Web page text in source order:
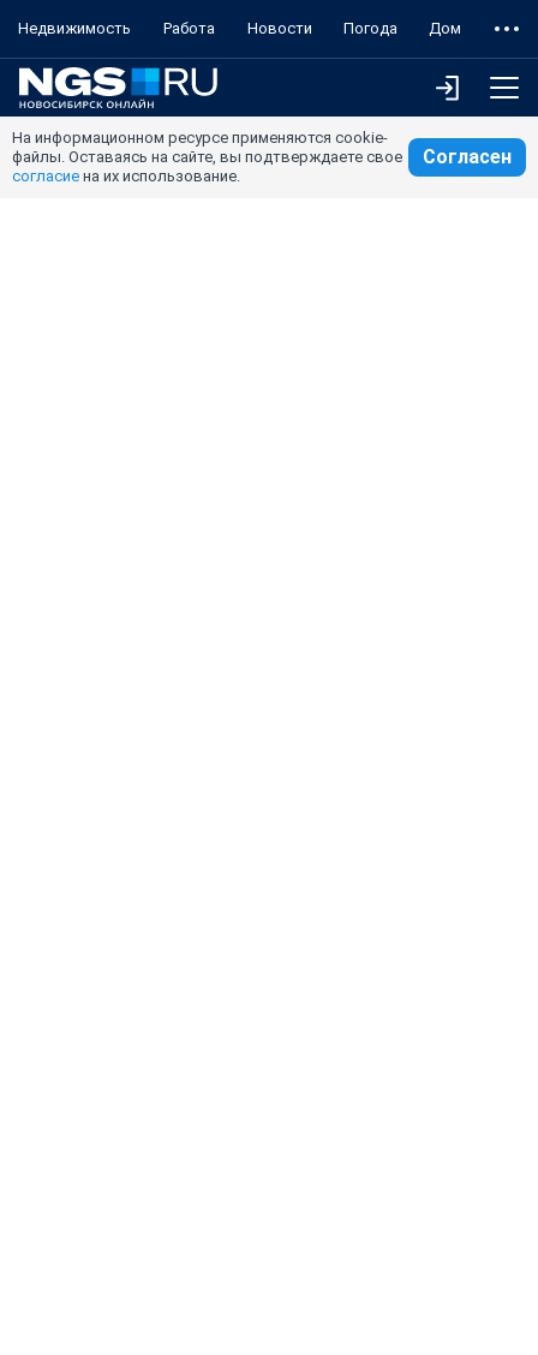
Недвижимость Работа Новости Погода Дом
На информационном ресурсе применяются cookie-
файлы. Оставаясь на сайте, вы подтверждаете свое
согласие на их использование.
Согласен